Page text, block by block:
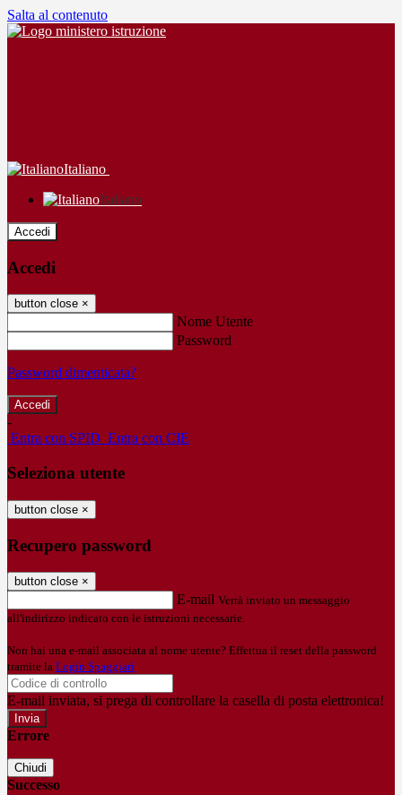
Salta al contenuto
Italiano
Italiano
Accedi
Accedi
button close ×
Nome Utente
Password
Password dimenticata?
-
Entra con SPID Entra con CIE
Seleziona utente
button close ×
Recupero password
button close ×
E-mail Verrà inviato un messaggio
all'indirizzo indicato con le istruzioni necessarie.
Non hai una e-mail associata al nome utente? Effettua il reset della password
tramite la Login Spaggiari
E-mail inviata, si prega di controllare la casella di posta elettronica!
Errore
Chiudi
Successo